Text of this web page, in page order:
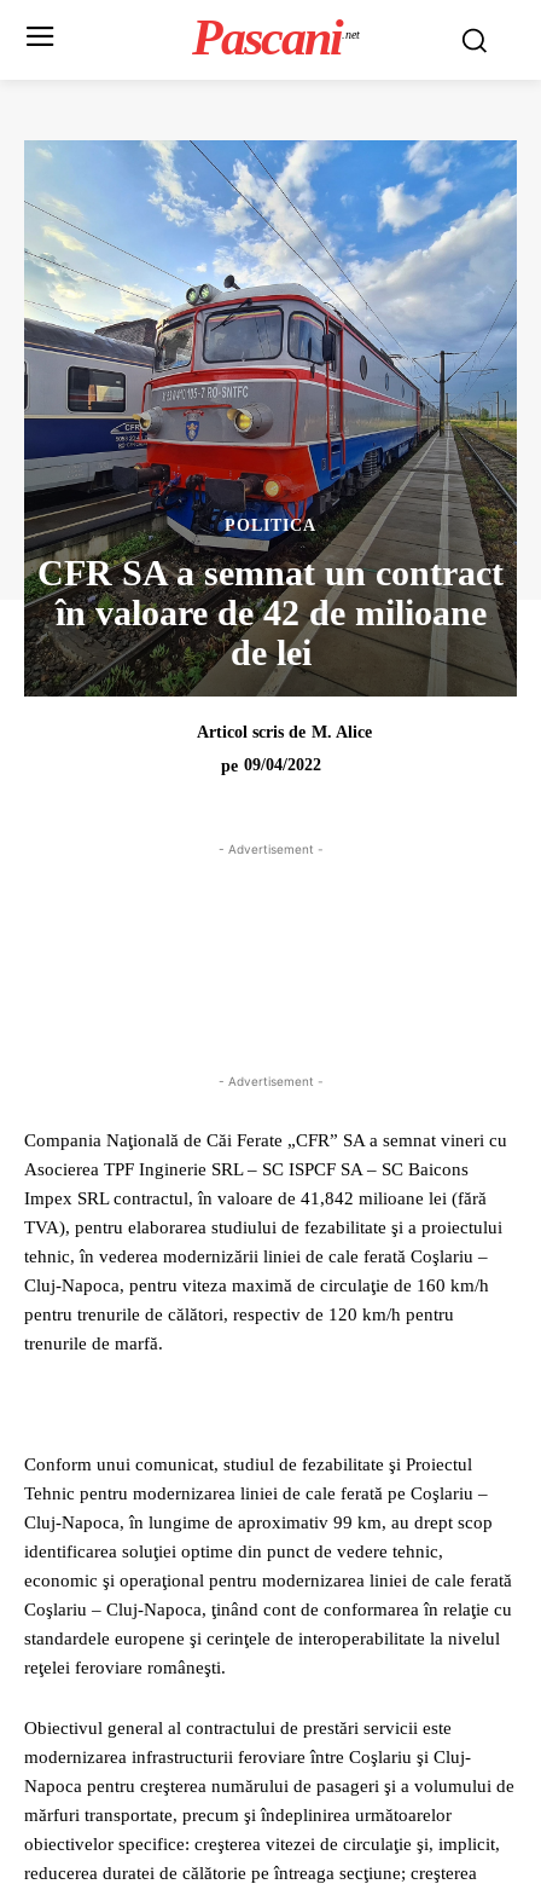
Pascani .net
POLITICA
CFR SA a semnat un contract
în valoare de 42 de milioane
de lei
Articol scris de M. Alice
pe 09/04/2022
- Advertisement -
- Advertisement -
Compania Naţională de Căi Ferate „CFR” SA a semnat vineri cu
Asocierea TPF Inginerie SRL – SC ISPCF SA – SC Baicons
Impex SRL contractul, în valoare de 41,842 milioane lei (fără
TVA), pentru elaborarea studiului de fezabilitate şi a proiectului
tehnic, în vederea modernizării liniei de cale ferată Coşlariu –
Cluj-Napoca, pentru viteza maximă de circulaţie de 160 km/h
pentru trenurile de călători, respectiv de 120 km/h pentru
trenurile de marfă.
Conform unui comunicat, studiul de fezabilitate şi Proiectul
Tehnic pentru modernizarea liniei de cale ferată pe Coşlariu –
Cluj-Napoca, în lungime de aproximativ 99 km, au drept scop
identificarea soluţiei optime din punct de vedere tehnic,
economic şi operaţional pentru modernizarea liniei de cale ferată
Coşlariu – Cluj-Napoca, ţinând cont de conformarea în relaţie cu
standardele europene şi cerinţele de interoperabilitate la nivelul
reţelei feroviare româneşti.
Obiectivul general al contractului de prestări servicii este
modernizarea infrastructurii feroviare între Coşlariu şi Cluj-
Napoca pentru creşterea numărului de pasageri şi a volumului de
mărfuri transportate, precum şi îndeplinirea următoarelor
obiectivelor specifice: creşterea vitezei de circulaţie şi, implicit,
reducerea duratei de călătorie pe întreaga secţiune; creşterea